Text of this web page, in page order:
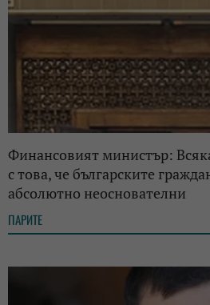
Финансовият министър:
с това, че българските
абсолютно неоснователни
ПАРИТЕ